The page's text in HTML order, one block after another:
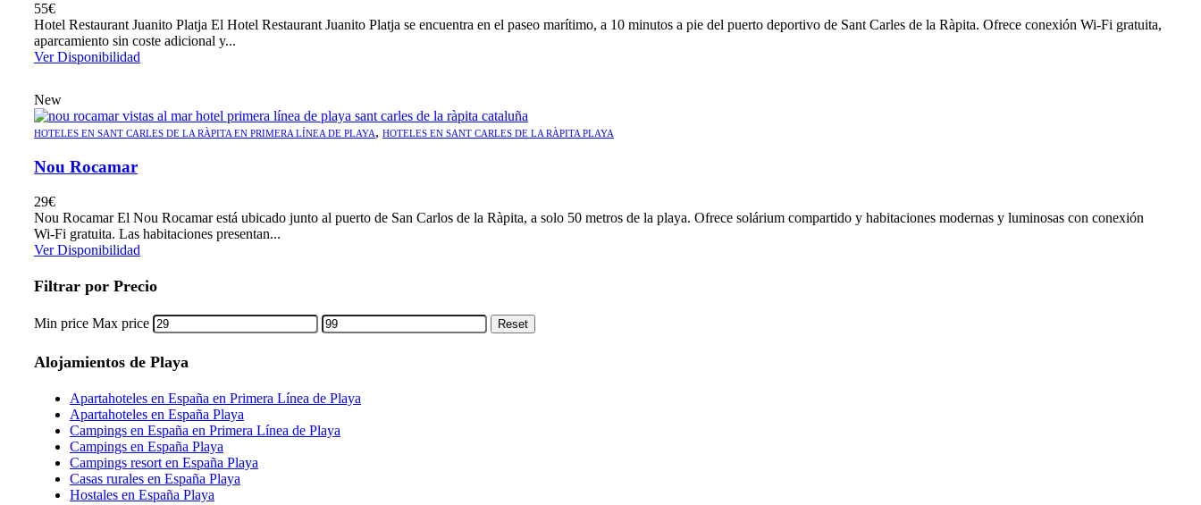
55€
Hotel Restaurant Juanito Platja El Hotel Restaurant Juanito Platja se encuentra en el paseo marítimo, a 10 minutos a pie del puerto deportivo de Sant Carles de la Ràpita. Ofrece conexión Wi-Fi gratuita,
aparcamiento sin coste adicional y...
Ver Disponibilidad
New
HOTELES EN SANT CARLES DE LA RÀPITA EN PRIMERA LÍNEA DE PLAYA, HOTELES EN SANT CARLES DE LA RÀPITA PLAYA
Nou Rocamar
29€
Nou Rocamar El Nou Rocamar está ubicado junto al puerto de San Carlos de la Ràpita, a solo 50 metros de la playa. Ofrece solárium compartido y habitaciones modernas y luminosas con conexión
Wi-Fi gratuita. Las habitaciones presentan...
Ver Disponibilidad
Filtrar por Precio
Min price Max price Reset
Alojamientos de Playa
Apartahoteles en España en Primera Línea de Playa
Apartahoteles en España Playa
Campings en España en Primera Línea de Playa
Campings en España Playa
Campings resort en España Playa
Casas rurales en España Playa
Hostales en España Playa